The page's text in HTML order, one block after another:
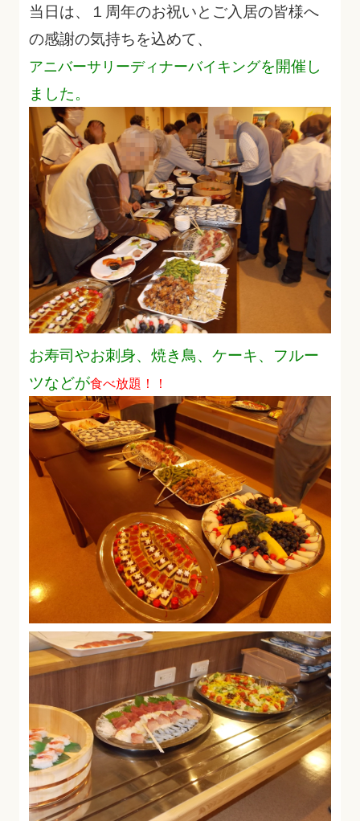
当日は、１周年のお祝いとご入居の皆様へ
の感謝の気持ちを込めて、
アニバーサリーディナーバイキングを開催し
ました。
お寿司やお刺身、焼き鳥、ケーキ、フルー
ツなどが食べ放題！！